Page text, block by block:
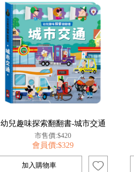
幼兒趣味探索翻翻書-城市交通
市售價:$420
會員價:$329